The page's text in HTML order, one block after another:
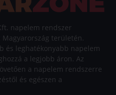
napelem rendszer
területén.
és leghatékonyabb napelem
a legjobb áron. Az
a napelem rendszerre
és egészen a